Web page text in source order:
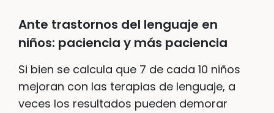
Ante trastornos del lenguaje en
niños: paciencia y más paciencia
Si bien se calcula que 7 de cada 10 niños
mejoran con las terapias de lenguaje, a
veces los resultados pueden demorar